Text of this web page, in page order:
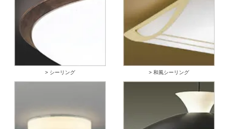
> シーリング > 和風シーリング